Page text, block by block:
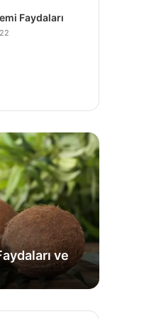
Faydaları
ve